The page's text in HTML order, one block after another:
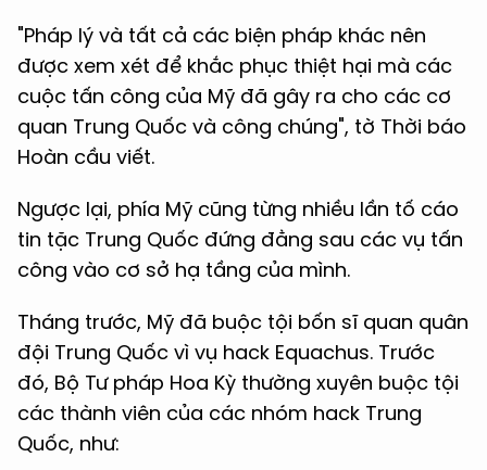
"Pháp lý và tất cả các biện pháp khác nên
được xem xét để khắc phục thiệt hại mà các
cuộc tấn công của Mỹ đã gây ra cho các cơ
quan Trung Quốc và công chúng", tờ Thời báo
Hoàn cầu viết.
Ngược lại, phía Mỹ cũng từng nhiều lần tố cáo
tin tặc Trung Quốc đứng đằng sau các vụ tấn
công vào cơ sở hạ tầng của mình.
Tháng trước, Mỹ đã buộc tội bốn sĩ quan quân
đội Trung Quốc vì vụ hack Equachus. Trước
đó, Bộ Tư pháp Hoa Kỳ thường xuyên buộc tội
các thành viên của các nhóm hack Trung
Quốc, như: